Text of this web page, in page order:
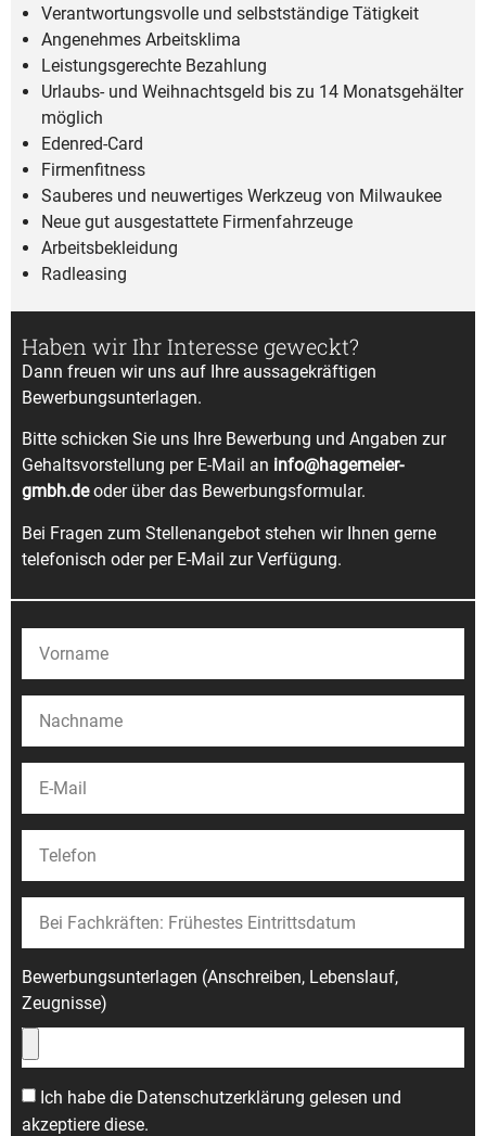
Verantwortungsvolle und selbstständige Tätigkeit
Angenehmes Arbeitsklima
Leistungsgerechte Bezahlung
Urlaubs- und Weihnachtsgeld bis zu 14 Monatsgehälter
möglich
Edenred-Card
Firmenfitness
Sauberes und neuwertiges Werkzeug von Milwaukee
Neue gut ausgestattete Firmenfahrzeuge
Arbeitsbekleidung
Radleasing
Haben wir Ihr Interesse geweckt?
Dann freuen wir uns auf Ihre aussage­kräftigen
Bewerbungsunterlagen.
Bitte schicken Sie uns Ihre Bewerbung und Angaben zur
Gehaltsvorstellung per E-Mail an info@hagemeier-
gmbh.deoder über das Bewerbungsformular.
Bei Fragen zum Stellenangebot stehen wir Ihnen gerne
telefonisch oder per E-Mail zur Verfügung.
Bewerbungsunterlagen (Anschreiben, Lebenslauf,
Zeugnisse)
Ich habe die Datenschutzerklärung gelesen und
akzeptiere diese.